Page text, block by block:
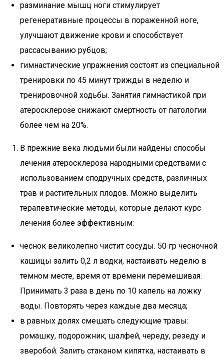
разминание мышц ноги стимулирует
регенеративные процессы в пораженной ноге,
улучшают движение крови и способствует
рассасыванию рубцов;
гимнастические упражнения состоят из специальной
тренировки по 45 минут трижды в неделю и
тренировочной ходьбы. Занятия гимнастикой при
атеросклерозе снижают смертность от патологии
более чем на 20%.
В прежние века людьми были найдены способы
лечения атеросклероза народными средствами с
использованием сподручных средств, различных
трав и растительных плодов. Можно выделить
терапевтические методы, которые делают курс
лечения более эффективным:
чеснок великолепно чистит сосуды. 50 гр чесночной
кашицы залить 0,2 л водки, настаивать неделю в
темном месте, время от времени перемешивая.
Принимать 3 раза в день по 10 капель на ложку
воды. Повторять через каждые два месяца;
в равных долях смешать следующие травы:
ромашку, подорожник, шалфей, череду, резеду и
зверобой. Залить стаканом кипятка, настаивать в